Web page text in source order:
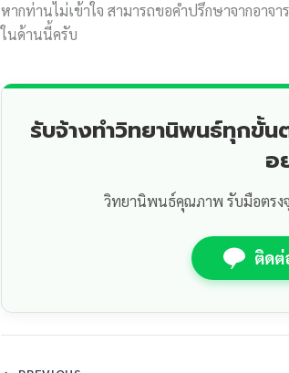
หากท่านไม่เข้าใจ สามารถขอคำปรึกษาจากอา
ในด้านนี้ครับ
รับจ้างทำวิทยานิพนธ์ทุกขั้
อ
วิทยานิพนธ์คุณภาพ รับมือตรง
ติด